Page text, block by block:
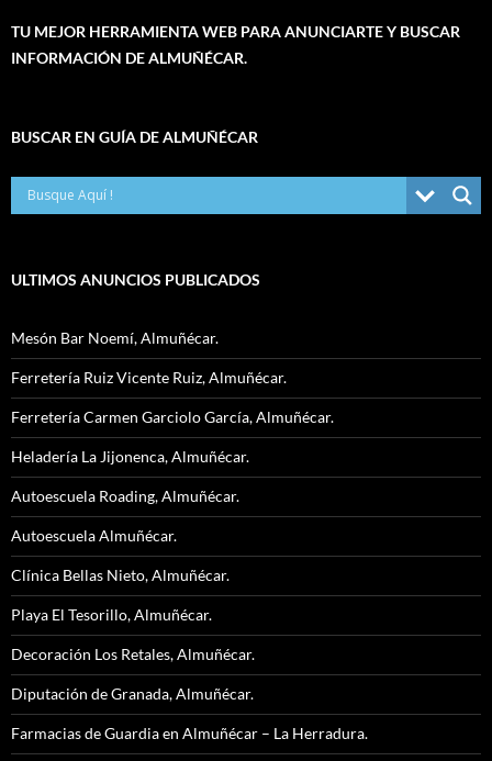
TU MEJOR HERRAMIENTA WEB PARA ANUNCIARTE Y BUSCAR
INFORMACIÓN DE ALMUÑÉCAR.
BUSCAR EN GUÍA DE ALMUÑÉCAR
ULTIMOS ANUNCIOS PUBLICADOS
Mesón Bar Noemí, Almuñécar.
Ferretería Ruiz Vicente Ruiz, Almuñécar.
Ferretería Carmen Garciolo García, Almuñécar.
Heladería La Jijonenca, Almuñécar.
Autoescuela Roading, Almuñécar.
Autoescuela Almuñécar.
Clínica Bellas Nieto, Almuñécar.
Playa El Tesorillo, Almuñécar.
Decoración Los Retales, Almuñécar.
Diputación de Granada, Almuñécar.
Farmacias de Guardia en Almuñécar – La Herradura.